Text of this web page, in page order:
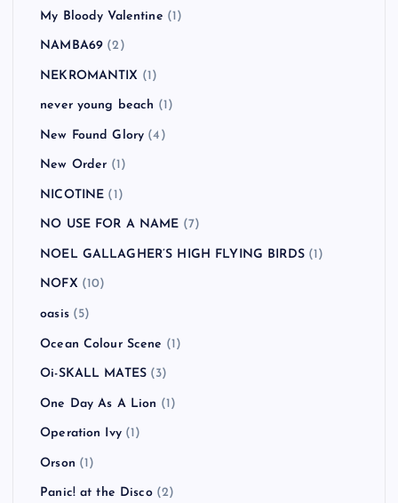
My Bloody Valentine (1)
NAMBA69 (2)
NEKROMANTIX (1)
never young beach (1)
New Found Glory (4)
New Order (1)
NICOTINE (1)
NO USE FOR A NAME (7)
NOEL GALLAGHER’S HIGH FLYING BIRDS(1)
NOFX (10)
oasis(5)
Ocean Colour Scene (1)
Oi-SKALL MATES (3)
One Day As A Lion (1)
Operation Ivy(1)
Orson (1)
Panic! at the Disco(2)